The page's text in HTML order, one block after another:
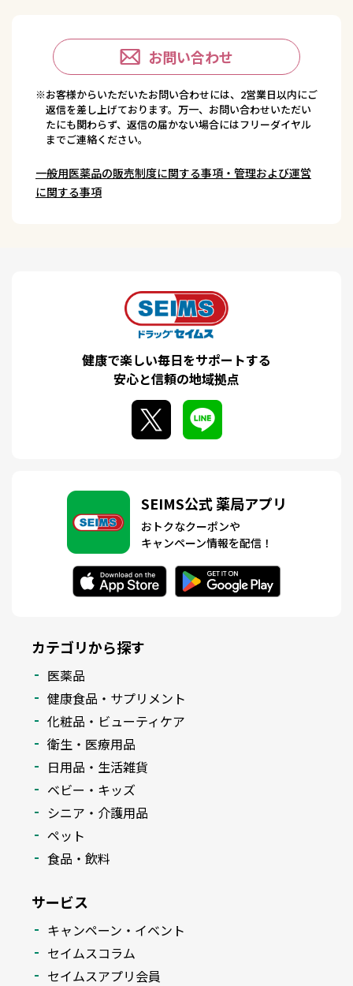
お問い合わせ
※お客様からいただいたお問い合わせには、2営業日以内にご
返信を差し上げております。万一、お問い合わせいただい
たにも関わらず、返信の届かない場合にはフリーダイヤル
までご連絡ください。
一般用医薬品の販売制度に関する事項・管理および運営
に関する事項
健康で楽しい毎日をサポートする
安心と信頼の地域拠点
SEIMS公式 薬局アプリ
おトクなクーポンや
キャンペーン情報を配信！
カテゴリから探す
医薬品
健康食品・サプリメント
化粧品・ビューティケア
衛生・医療用品
日用品・生活雑貨
ベビー・キッズ
シニア・介護用品
ペット
食品・飲料
サービス
キャンペーン・イベント
セイムスコラム
セイムスアプリ会員